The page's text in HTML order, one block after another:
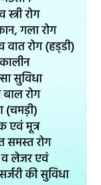
के नाम से मशहूर अभिनेत्री
0 487